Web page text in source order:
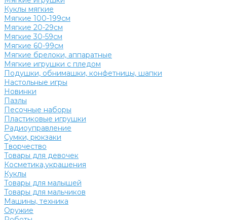
Куклы мягкие
Мягкие 100-199см
Мягкие 20-29см
Мягкие 30-59см
Мягкие 60-99см
Мягкие брелоки, аппаратные
Мягкие игрушки с пледом
Подушки, обнимашки, конфетницы, шапки
Настольные игры
Новинки
Пазлы
Песочные наборы
Пластиковые игрушки
Радиоуправление
Сумки, рюкзаки
Творчество
Товары для девочек
Косметика,украшения
Куклы
Товары для малышей
Товары для мальчиков
Машины, техника
Оружие